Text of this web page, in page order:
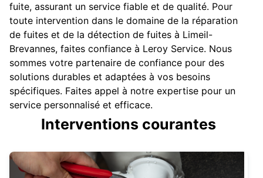
fuite, assurant un service fiable et de qualité. Pour
toute intervention dans le domaine de la réparation
de fuites et de la détection de fuites à Limeil-
Brevannes, faites confiance à Leroy Service. Nous
sommes votre partenaire de confiance pour des
solutions durables et adaptées à vos besoins
spécifiques. Faites appel à notre expertise pour un
service personnalisé et efficace.
Interventions courantes